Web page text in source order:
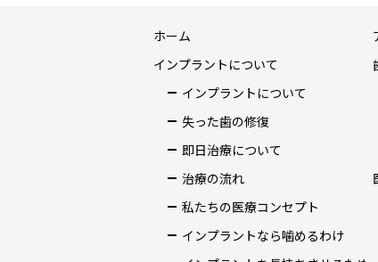
ホーム
インプラントについて
インプラントについて
失った歯の修復
即日治療について
治療の流れ
私たちの医療コンセプト
インプラントなら噛めるわけ